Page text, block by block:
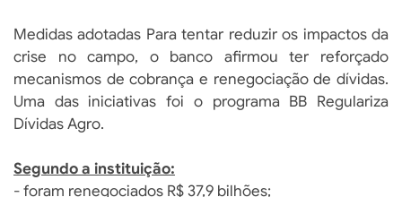
Medidas adotadas Para tentar reduzir os impactos da
crise no campo, o banco afirmou ter reforçado
mecanismos de cobrança e renegociação de dívidas.
Uma das iniciativas foi o programa BB Regulariza
Dívidas Agro.
Segundo a instituição:
- foram renegociados R$ 37,9 bilhões;